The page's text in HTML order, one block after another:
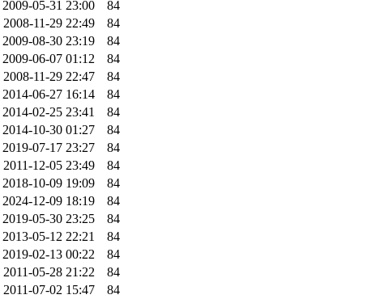
2009-05-31 23:00
84
2008-11-29 22:49
84
2009-08-30 23:19
84
2009-06-07 01:12
84
2008-11-29 22:47
84
2014-06-27 16:14
84
2014-02-25 23:41
84
2014-10-30 01:27
84
2019-07-17 23:27
84
2011-12-05 23:49
84
2018-10-09 19:09
84
2024-12-09 18:19
84
2019-05-30 23:25
84
2013-05-12 22:21
84
2019-02-13 00:22
84
2011-05-28 21:22
84
2011-07-02 15:47
84